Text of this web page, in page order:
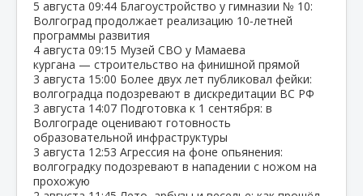
5 августа 09:44 Благоустройство у гимназии № 10:
Волгоград продолжает реализацию 10‑летней
программы развития
4 августа 09:15 Музей СВО у Мамаева
кургана — строительство на финишной прямой
3 августа 15:00 Более двух лет публиковал фейки:
волгоградца подозревают в дискредитации ВС РФ
3 августа 14:07 Подготовка к 1 сентября: в
Волгограде оценивают готовность
образовательной инфраструктуры
3 августа 12:53 Агрессия на фоне опьянения:
волгоградку подозревают в нападении с ножом на
прохожую